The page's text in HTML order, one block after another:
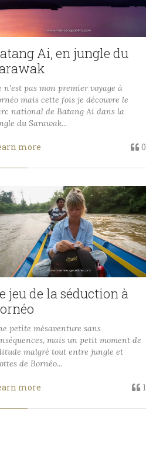
Ai, en jungle du
n'est pas mon premier voyage à
mais cette fois je découvre le
national de Batang Ai dans la
du Sarawak...
more 0
jeu de la séduction à
petite mésaventure sans
mais un petit moment de
malgré tout entre jungle et
de Bornéo...
more 1